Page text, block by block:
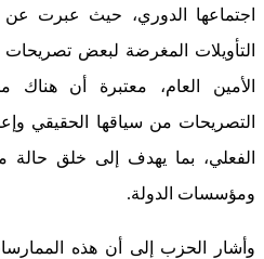
اجتماعها الدوري، حيث عبرت عن
التأويلات المغرضة لبعض
الأمين العام، معتبرة أن هناك
التصريحات من سياقها الحقيقي
الفعلي، بما يهدف إلى خلق حالة
ومؤسسات الدولة.
وأشار الحزب إلى أن هذه